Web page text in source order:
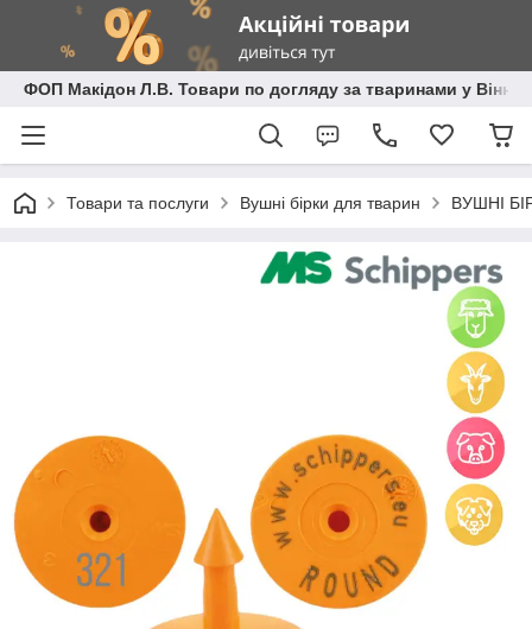
ФОП Макідон Л.В. Товари по догляду за тваринами у
Товари та послуги Вушні бірки для тварин ВУШНІ